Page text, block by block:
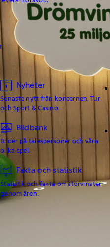
Nyheter
Senaste nytt från koncernen, Tur
och Sport & Casino.
Bildbank
Bilder på talespersoner och våra
olika spel.
Fakta och statistik
Statistik och fakta om storvinster
genom åren.